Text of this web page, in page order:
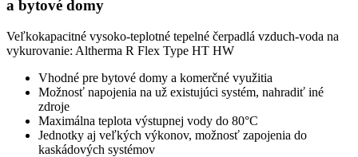
a bytové domy
Veľkokapacitné vysoko-teplotné tepelné čerpadlá vzduch-voda na
vykurovanie: Altherma R Flex Type HT HW
Vhodné pre bytové domy a komerčné využitia
Možnosť napojenia na už existujúci systém, nahradiť iné
zdroje
Maximálna teplota výstupnej vody do 80°C
Jednotky aj veľkých výkonov, možnosť zapojenia do
kaskádových systémov